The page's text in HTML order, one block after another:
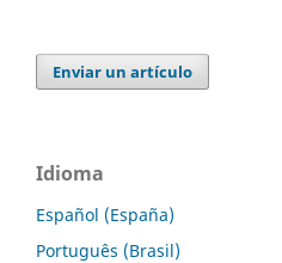
Enviar un artículo
Idioma
Español (España)
Português (Brasil)